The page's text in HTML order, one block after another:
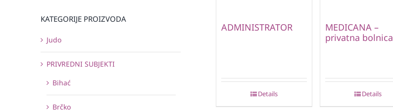
ADMINISTRATOR
Details
MEDICANA –
privatna bolnica
Details
KATEGORIJE PROIZVODA
Judo
PRIVREDNI SUBJEKTI
Bihać
Brčko